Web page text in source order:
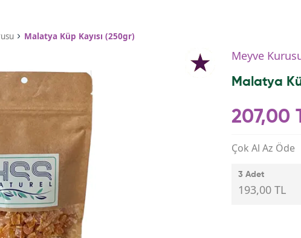
Malatya Küp Kayısı (250gr)
Meyve
Malatya
207,00
Çok Al Az Öde
3 Adet
193,00 TL